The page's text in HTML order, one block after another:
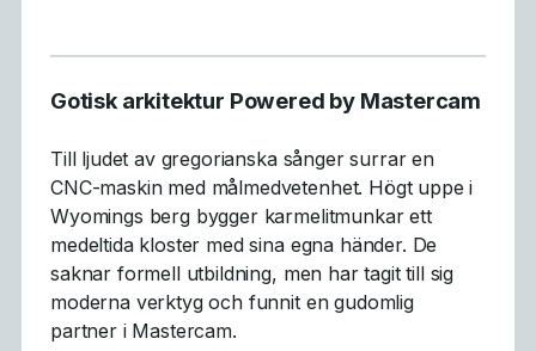
Gotisk arkitektur Powered by Mastercam
Till ljudet av gregorianska sånger surrar en
CNC-maskin med målmedvetenhet. Högt uppe i
Wyomings berg bygger karmelitmunkar ett
medeltida kloster med sina egna händer. De
saknar formell utbildning, men har tagit till sig
moderna verktyg och funnit en gudomlig
partner i Mastercam.